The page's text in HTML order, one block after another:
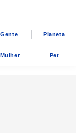
Gente Planeta
Mulher Pet